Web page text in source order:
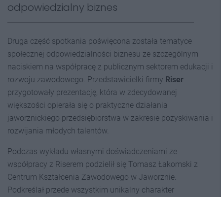
odpowiedzialny biznes
Druga część spotkania poświęcona została tematyce
społecznej odpowiedzialności biznesu ze szczególnym
naciskiem na współpracę z publicznym sektorem edukacji i
rozwoju zawodowego. Przedstawicielki firmy Riser
przygotowały prezentację, która w zdecydowanej
większości opierała się o praktyczne działania
jaworznickiego przedsiębiorstwa w zakresie pozyskiwania i
rozwijania młodych talentów.
Podczas wykładu własnymi doświadczeniami ze
współpracy z Riserem podzielił się Tomasz Łakomski z
Centrum Kształcenia Zawodowego w Jaworznie.
Podkreślał przede wszystkim unikalny charakter